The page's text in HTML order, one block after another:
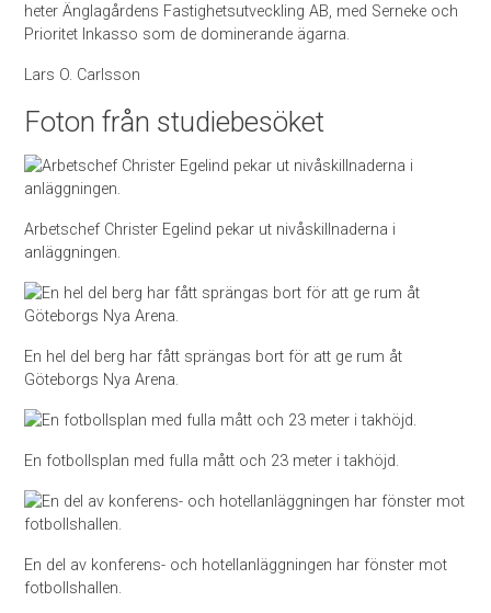
heter Änglagårdens Fastighetsutveckling AB, med Serneke och
Prioritet Inkasso som de dominerande ägarna.
Lars O. Carlsson
Foton från studiebesöket
Arbetschef Christer Egelind pekar ut nivåskillnaderna i
anläggningen.
En hel del berg har fått sprängas bort för att ge rum åt
Göteborgs Nya Arena.
En fotbollsplan med fulla mått och 23 meter i takhöjd.
En del av konferens- och hotellanläggningen har fönster mot
fotbollshallen.